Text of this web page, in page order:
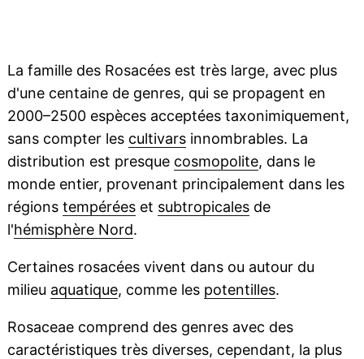
La famille des Rosacées est très large, avec plus
d'une centaine de genres, qui se propagent en
2000–2500 espèces acceptées taxonimiquement,
sans compter les cultivarsinnombrables. La
distribution est presque cosmopolite, dans le
monde entier, provenant principalement dans les
régions tempéréeset subtropicalesde
l'hémisphère Nord.
Certaines rosacées vivent dans ou autour du
milieu aquatique, comme les potentilles.
Rosaceae comprend des genres avec des
caractéristiques très diverses, cependant, la plus